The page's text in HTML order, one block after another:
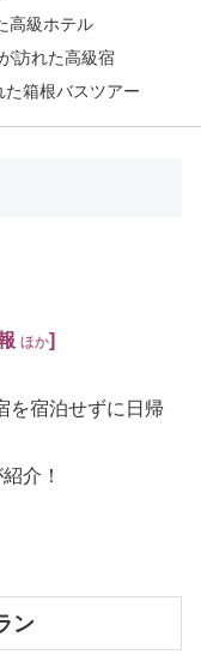
高級ホテル
訪れた高級宿
箱根バスツアー
ほか]
を宿泊せずに日帰
介！
ン